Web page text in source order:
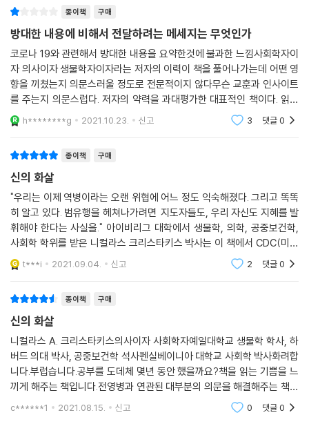
종이책 구매
방대한 내용에 비해서 전달하려는 메세지는 무엇인가
코로나 19와 관련해서 방대한 내용을 요약한것에 불과한 느낌사회학자이
자 의사이자 생물학자이자라는 저자의 이력이 책을 풀어나가는데 어떤 영
향을 끼쳤는지 의문스러울 정도로 전문적이지 않다무슨 교훈과 인사이트
를 주는지 의문스럽다. 저자의 약력을 과대평가한 대표적인 책이다. 읽고
나서 허탈하기까지 하다.후반부에 의학적 연구와 지금까지의 사례를 바탕
으로 한 교훈 또는 앞
h********g 2021.10.23. 신고 3 댓글0
종이책 구매
신의 화살
"우리는 이제 역병이라는 오랜 위협에 어느 정도 익숙해졌다. 그리고 똑똑
히 알고 있다. 범유행을 헤쳐나가려면 지도자들도, 우리 자신도 지혜를 발
휘해야 한다는 사실을." 아이비리그 대학에서 생물학, 의학, 공중보건학,
사회학 학위를 받은 니컬라스 크리스타키스 박사는 이 책에서 CDC(미국
질병관리본부)에 코로나19와 관련된 정책을 제안하면서 동시에, 예기치
못한 질병 대유행
t***i 2021.09.04. 신고 2 댓글0
종이책 구매
신의 화살
니컬라스 A. 크리스타키스의사이자 사회학자예일대학교 생물학 학사, 하
버드 의대 박사, 공중보건학 석사펜실베이니아 대학교 사회학 박사화려합
니다.부럽습니다.공부를 도데체 몇년 동안 했을까요?책을 읽는 기쁨을 느
끼게 해주는 책입니다.전영병과 연관된 대부분의 의문을 해결해주는 책입
니다.변이와 공중보건과 관련된 최근 연구 결과들까지 흥미롭게 읽었습니
c******1 2021.08.15. 신고 0 댓글0